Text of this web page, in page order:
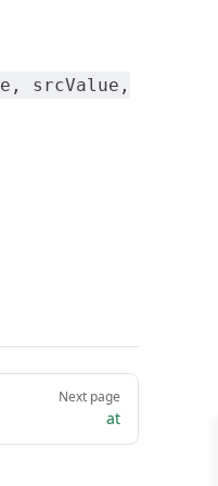
srcValue,
Next page
at